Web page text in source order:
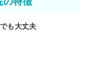
も大丈夫